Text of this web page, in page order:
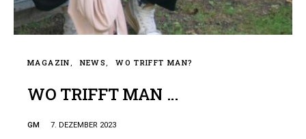
MAGAZIN NEWS WO TRIFFT MAN?
WO TRIFFT MAN …
GM 7. DEZEMBER 2023